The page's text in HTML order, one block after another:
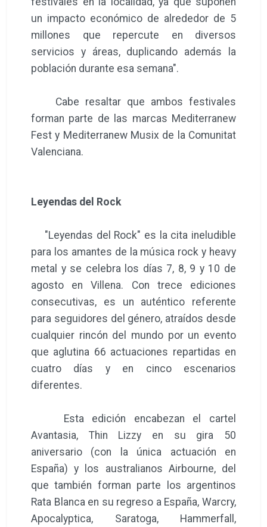
un impacto económico de alrededor de 5
millones que repercute en diversos
servicios y áreas, duplicando además la
población durante esa semana".
Cabe resaltar que ambos festivales
forman parte de las marcas Mediterranew
Fest y Mediterranew Musix de la Comunitat
Valenciana.
Leyendas del Rock
"Leyendas del Rock" es la cita ineludible
para los amantes de la música rock y heavy
metal y se celebra los días 7, 8, 9 y 10 de
agosto en Villena. Con trece ediciones
consecutivas, es un auténtico referente
para seguidores del género, atraídos desde
cualquier rincón del mundo por un evento
que aglutina 66 actuaciones repartidas en
cuatro días y en cinco escenarios
diferentes.
Esta edición encabezan el cartel
Avantasia, Thin Lizzy en su gira 50
aniversario (con la única actuación en
España) y los australianos Airbourne, del
que también forman parte los argentinos
Rata Blanca en su regreso a España, Warcry,
Apocalyptica, Saratoga, Hammerfall,